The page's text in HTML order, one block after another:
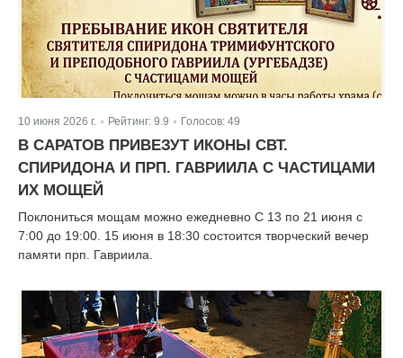
10 июня 2026 г. Рейтинг: 9.9 Голосов: 49
В САРАТОВ ПРИВЕЗУТ ИКОНЫ СВТ.
СПИРИДОНА И ПРП. ГАВРИИЛА С ЧАСТИЦАМИ
ИХ МОЩЕЙ
Поклониться мощам можно ежедневно С 13 по 21 июня с
7:00 до 19:00. 15 июня в 18:30 состоится творческий вечер
памяти прп. Гавриила.